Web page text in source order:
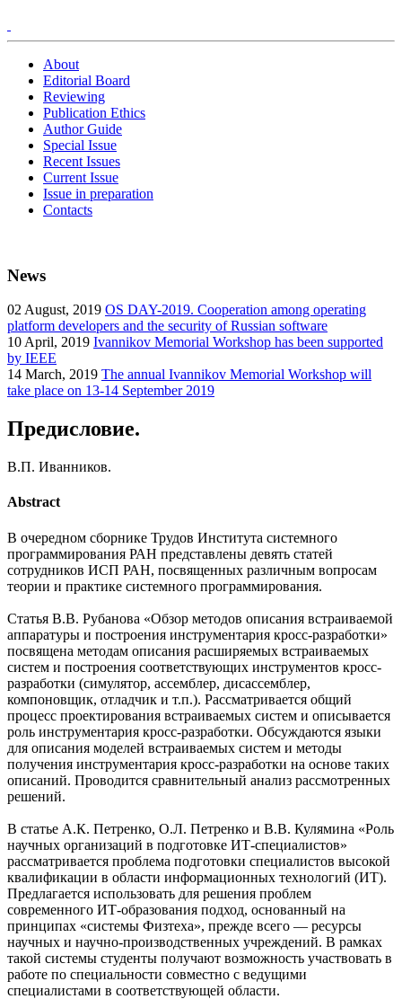
About
Editorial Board
Reviewing
Publication Ethics
Author Guide
Special Issue
Recent Issues
Current Issue
Issue in preparation
Contacts
News
02 August, 2019 OS DAY-2019. Cooperation among operating
platform developers and the security of Russian software
10 April, 2019 Ivannikov Memorial Workshop has been supported
by IEEE
14 March, 2019 The annual Ivannikov Memorial Workshop will
take place on 13-14 September 2019
Предисловие.
В.П. Иванников.
Abstract
В очередном сборнике Трудов Института системного
программирования РАН представлены девять статей
сотрудников ИСП РАН, посвященных различным вопросам
теории и практике системного программирования.
Статья В.В. Рубанова «Обзор методов описания встраиваемой
аппаратуры и построения инструментария кросс-разработки»
посвящена методам описания расширяемых встраиваемых
систем и построения соответствующих инструментов кросс-
разработки (симулятор, ассемблер, дисассемблер,
компоновщик, отладчик и т.п.). Рассматривается общий
процесс проектирования встраиваемых систем и описывается
роль инструментария кросс-разработки. Обсуждаются языки
для описания моделей встраиваемых систем и методы
получения инструментария кросс-разработки на основе таких
описаний. Проводится сравнительный анализ рассмотренных
решений.
В статье А.К. Петренко, О.Л. Петренко и В.В. Кулямина «Роль
научных организаций в подготовке ИТ-специалистов»
рассматривается проблема подготовки специалистов высокой
квалификации в области информационных технологий (ИТ).
Предлагается использовать для решения проблем
современного ИТ-образования подход, основанный на
принципах «системы Физтеха», прежде всего — ресурсы
научных и научно-производственных учреждений. В рамках
такой системы студенты получают возможность участвовать в
работе по специальности совместно с ведущими
специалистами в соответствующей области.